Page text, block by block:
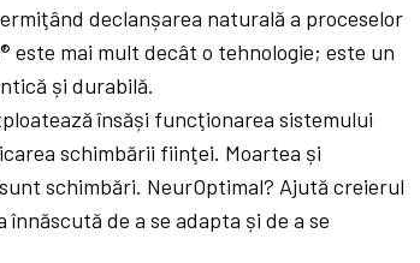
declanșarea naturală a proceselor
este mai mult decât o tehnologie; este un
și durabilă.
însăși funcţionarea sistemului
schimbării fiinţei. Moartea și
schimbări. NeurOptimal? Ajută creierul
de a se adapta și de a se